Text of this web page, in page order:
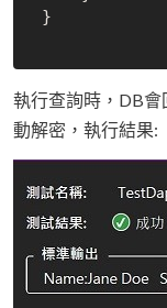
執行查詢時，DB會
動解密，執行結果: